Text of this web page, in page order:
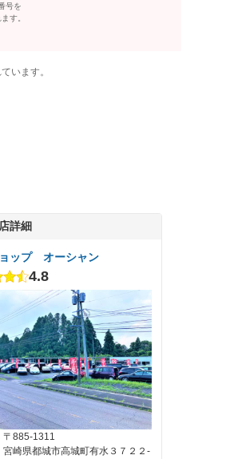
号を
す。
います。
詳細
ップ オーシャン
4.8
〒885-1311
宮崎県都城市高城町有水３７２２‐